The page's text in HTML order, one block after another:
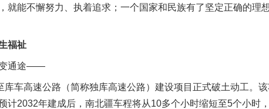
能不懈努力、执着追求；一个国家和民族有了坚定正确的理
福祉
通途——
高速公路（简称独库高速公路）建设项目正式破土动工。该
计2032年建成后，南北疆车程将从10多个小时缩短至5个小时